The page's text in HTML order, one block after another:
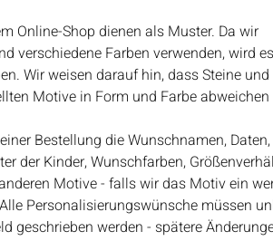
Online-Shop dienen als Muster. Da wir
verschiedene Farben verwenden, wird
Wir weisen darauf hin, dass Steine und
Motive in Form und Farbe abweichen
Bestellung die Wunschnamen,
der Kinder, Wunschfarben,
Motive - falls wir das Motiv ein
Personalisierungswünsche müssen
geschrieben werden - spätere